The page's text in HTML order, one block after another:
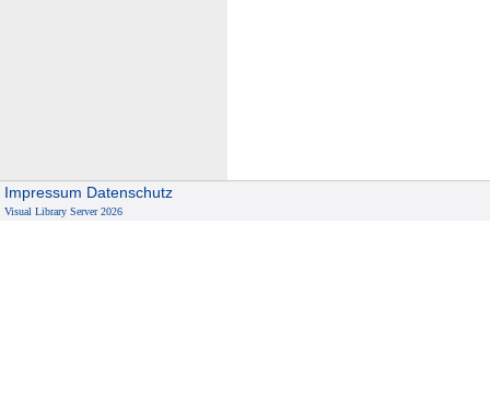
Impressum Datenschutz
Visual Library Server 2026